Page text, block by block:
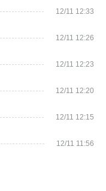
12/11 12:33
12/11 12:26
12/11 12:23
12/11 12:20
12/11 12:15
12/11 11:56